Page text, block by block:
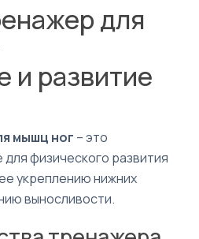
для
и развитие
мышц ног – это
физического развития
укреплению нижних
выносливости.